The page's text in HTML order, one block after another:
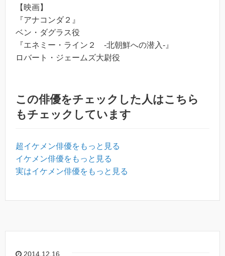
【映画】
『アナコンダ２』
ベン・ダグラス役
『エネミー・ライン２ -北朝鮮への潜入-』
ロバート・ジェームズ大尉役
この俳優をチェックした人はこちら
もチェックしています
超イケメン俳優をもっと見る
イケメン俳優をもっと見る
実はイケメン俳優をもっと見る
2014.12.16